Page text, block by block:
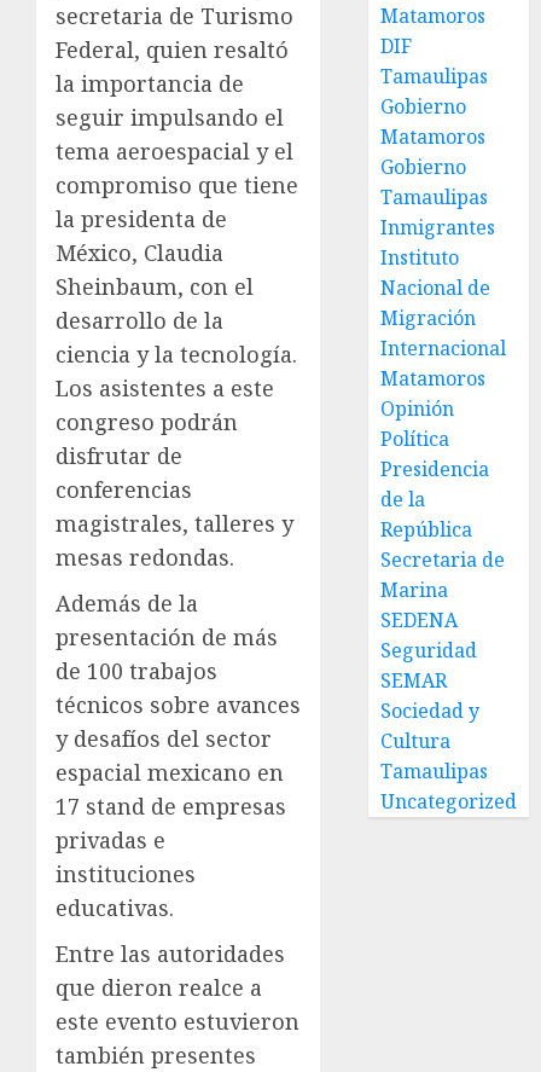
secretaria de Turismo
Federal, quien resaltó
la importancia de
seguir impulsando el
tema aeroespacial y el
compromiso que tiene
la presidenta de
México, Claudia
Sheinbaum, con el
desarrollo de la
ciencia y la tecnología.
Los asistentes a este
congreso podrán
disfrutar de
conferencias
magistrales, talleres y
mesas redondas.
Además de la
presentación de más
de 100 trabajos
técnicos sobre avances
y desafíos del sector
espacial mexicano en
17 stand de empresas
privadas e
instituciones
educativas.
Entre las autoridades
que dieron realce a
este evento estuvieron
también presentes
Matamoros
DIF
Tamaulipas
Gobierno
Matamoros
Gobierno
Tamaulipas
Inmigrantes
Instituto
Nacional de
Migración
Internacional
Matamoros
Opinión
Política
Presidencia
de la
República
Secretaria de
Marina
SEDENA
Seguridad
SEMAR
Sociedad y
Cultura
Tamaulipas
Uncategorized